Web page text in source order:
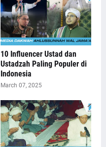
10 Influencer Ustad dan
Ustadzah Paling Populer di
Indonesia
March 07, 2025